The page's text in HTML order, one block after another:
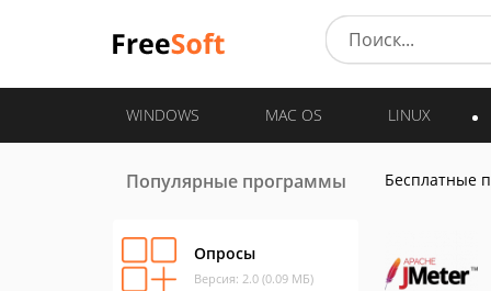
WINDOWS MAC OS LINUX
Популярные программы
Опросы
Версия: 2.0 (0.09 МБ)
Бесплатные